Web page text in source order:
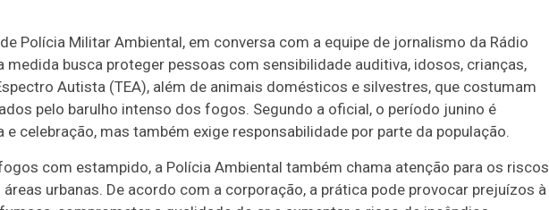
Polícia Militar Ambiental, em conversa com a equipe de jornalismo da Rádio
medida busca proteger pessoas com sensibilidade auditiva, idosos, crianças,
Autista (TEA), além de animais domésticos e silvestres, que costumam
pelo barulho intenso dos fogos. Segundo a oficial, o período junino é
celebração, mas também exige responsabilidade por parte da população.
com estampido, a Polícia Ambiental também chama atenção para os riscos
urbanas. De acordo com a corporação, a prática pode provocar prejuízos à